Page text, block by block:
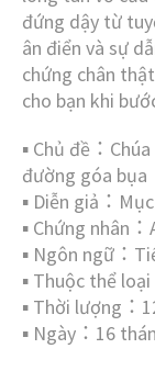
đứng dậy từ
ân điển và sự
chứng chân
cho bạn khi
▪︎ Chủ đề：
đường góa bụa
▪︎ Diễn giả：
▪︎ Chứng nhân：
▪︎ Ngôn ngữ：
▪︎ Thuộc thể
▪︎ Thời lượng：
▪︎ Ngày：16